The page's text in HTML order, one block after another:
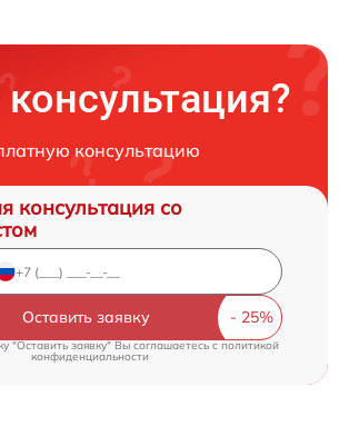
консультацию
консультация со
Оставить заявку
"Оставить заявку" Вы соглашаетесь c политикой
конфиденциальности